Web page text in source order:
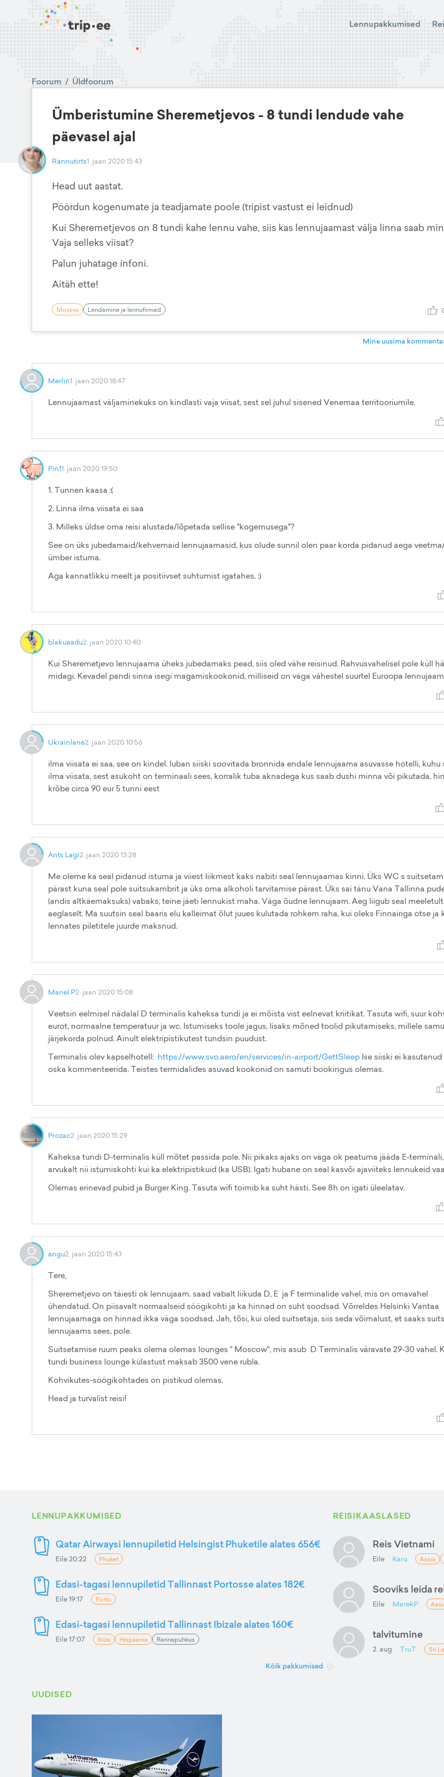
Lennupakkumised
Foorum / Üldfoorum
Ümberistumine Sheremetjevos - 8 tundi lendude vahe
päevasel ajal
Rännutirts1. jaan 2020 15:43
Head uut aastat.
Pöördun kogenumate ja teadjamate poole (tripist vastust ei leidnud)
Kui Sheremetjevos on 8 tundi kahe lennu vahe, siis kas lennujaamast välja linna saab
Vaja selleks viisat?
Palun juhatage infoni.
Aitäh ette!
Moskva Lendamine ja lennufirmad
Mine uusima
Merlin1. jaan 2020 18:47
Lennujaamast väljaminekuks on kindlasti vaja viisat, sest sel juhul sisened Venemaa territooriumile.
Pin11. jaan 2020 19:50
1. Tunnen kaasa :(
2. Linna ilma viisata ei saa
3. Milleks üldse oma reisi alustada/lõpetada sellise "kogemusega"?
See on üks jubedamaid/kehvemaid lennujaamasid, kus olude sunnil olen paar korda pidanud aega
ümber istuma.
Aga kannatlikku meelt ja positiivset suhtumist igatahes. :)
blakuaadu2. jaan 2020 10:40
Kui Sheremetjevo lennujaama üheks jubedamaks pead, siis oled vähe reisinud. Rahvusvahelisel pole küll
midagi. Kevadel pandi sinna isegi magamiskookonid, milliseid on väga vähestel suurtel Euroopa
Ukrainlane2. jaan 2020 10:56
ilma viisata ei saa, see on kindel. luban siiski soovitada bronnida endale lennujaama asuvasse hotelli, kuhu
ilma viisata, sest asukoht on terminaali sees, korralik tuba aknadega kus saab dushi minna või pikutada,
krõbe circa 90 eur 5 tunni eest
Ants Lagi2. jaan 2020 13:28
Me oleme ka seal pidanud istuma ja viiest liikmest kaks nabiti seal lennujaamas kinni. Üks WC s
pärast kuna seal pole suitsukambrit ja üks oma alkoholi tarvitamise pärast. Üks sai tänu Vana Tallinna
(andis altkäemaksuks) vabaks, teine jäeti lennukist maha. Väga õudne lennujaam. Aeg liigub seal meeletult
aeglaselt. Ma suutsin seal baaris elu kalleimat õlut juues kulutada rohkem raha, kui oleks Finnairiga otse ja
lennates piletitele juurde maksnud.
Mariel P2. jaan 2020 15:08
Veetsin eelmisel nädalal D terminalis kaheksa tundi ja ei mõista vist eelnevat kriitikat. Tasuta wifi, suur
eurot, normaalne temperatuur ja wc. Istumiseks toole jagus, lisaks mõned toolid pikutamiseks, millele
järjekorda polnud. Ainult elektripistikutest tundsin puudust.
Terminalis olev kapselhotell: https://www.svo.aero/en/services/in-airport/GettSleep Ise siiski ei kasutanud
oska kommenteerida. Teistes termidalides asuvad kookonid on samuti bookingus olemas.
Prozac2. jaan 2020 15:29
Kaheksa tundi D-terminalis küll mõtet passida pole. Nii pikaks ajaks on väga ok peatuma jääda E-
arvukalt nii istumiskohti kui ka elektripistikuid (ka USB). Igati hubane on seal kasvõi ajaviiteks lennukeid
Olemas erinevad pubid ja Burger King. Tasuta wifi toimib ka suht hästi. See 8h on igati üleelatav.
angu2. jaan 2020 15:43
Tere,
Sheremetjevo on täiesti ok lennujaam. saad vabalt liikuda D, E ja F terminalide vahel, mis on omavahel
ühendatud. On piisavalt normaalseid söögikohti ja ka hinnad on suht soodsad. Võrreldes Helsinki Vantaa
lennujaamaga on hinnad ikka väga soodsad. Jah, tõsi, kui oled suitsetaja, siis seda võimalust, et saaks
lennujaams sees, pole.
Suitsetamise ruum peaks olema olemas lounges " Moscow", mis asub D Terminalis väravate 29-30 vahel.
tundi business lounge külastust maksab 3500 vene rubla.
Kohvikutes-söögikohtades on pistikud olemas.
Head ja turvalist reisi!
LENNUPAKKUMISED
Qatar Airwaysi lennupiletid Helsingist Phuketile alates 656€
Eile 20:22 Phuket
Edasi-tagasi lennupiletid Tallinnast Portosse alates 182€
Eile 19:17 Porto
Edasi-tagasi lennupiletid Tallinnast Ibizale alates 160€
Eile 17:07 Ibiza Hispaania Rannapuhkus
Kõik pakkumised
REISIKAASLASED
Reis Vietnami
Eile Karu Aasia
Sooviks leida
Eile MarekP
talvitumine
2. aug TruT Sri
UUDISED